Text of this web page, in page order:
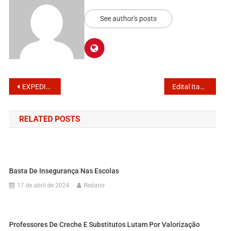
See author's posts
EXPEDIENTE SISPUMI Edital Itanhaém CME
RELATED POSTS
Basta De Insegurança Nas Escolas
17 de abril de 2024 Redator
Professores De Creche E Substitutos Lutam Por Valorização